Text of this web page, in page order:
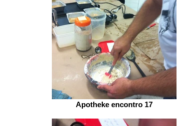
Apotheke encontro 17